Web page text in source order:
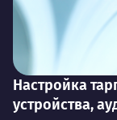
Настройка
устройства,